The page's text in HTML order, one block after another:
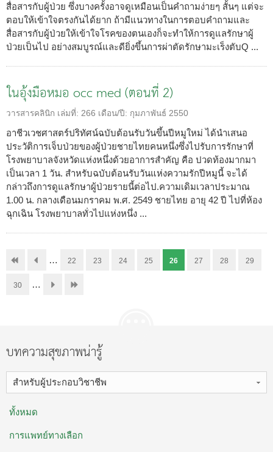
สื่อสารกับผู้ป่วย ซึ่งบางครั้งอาจดูเหมือนเป็นคำถามง่ายๆ สั้นๆ แต่จะ
ตอบให้เข้าใจตรงกันได้ยาก ถ้ามีแนวทางในการตอบคำถามและ
สื่อสารกับผู้ป่วยให้เข้าใจโรคของตนเองก็จะทำให้การดูแลรักษาผู้
ป่วยเป็นไป อย่างสมบูรณ์และดียิ่งขึ้นการผ่าตัดรักษามะเร็งตับQ ...
ในอุ้งมือหมอ occ med (ตอนที่ 2)
วารสารคลินิก เล่มที่: 266 เดือน/ปี: กุมภาพันธ์ 2550
อาชีวเวชศาสตร์ปริทัศน์ฉบับต้อนรับวันขึ้นปีหมูใหม่ ได้นำเสนอ
ประวัติการเจ็บป่วยของผู้ป่วยชายไทยคนหนึ่งซึ่งไปรับการรักษาที่
โรงพยาบาลจังหวัดแห่งหนึ่งด้วยอาการสำคัญ คือ ปวดท้องมากมา
เป็นเวลา 1 วัน. สำหรับฉบับต้อนรับวันแห่งความรักปีหมูนี้ จะได้
กล่าวถึงการดูแลรักษาผู้ป่วยรายนี้ต่อไป.ความเดิมเวลาประมาณ
1.00 น. กลางเดือนมกราคม พ.ศ. 2549 ชายไทย อายุ 42 ปี ไปที่ห้อง
ฉุกเฉิน โรงพยาบาลทั่วไปแห่งหนึ่ง ...
… 22 23 24 25 26 27 28 29
30 …
บทความสุขภาพน่ารู้
สำหรับผู้ประกอบวิชาชีพ
ทั้งหมด
การแพทย์ทางเลือก